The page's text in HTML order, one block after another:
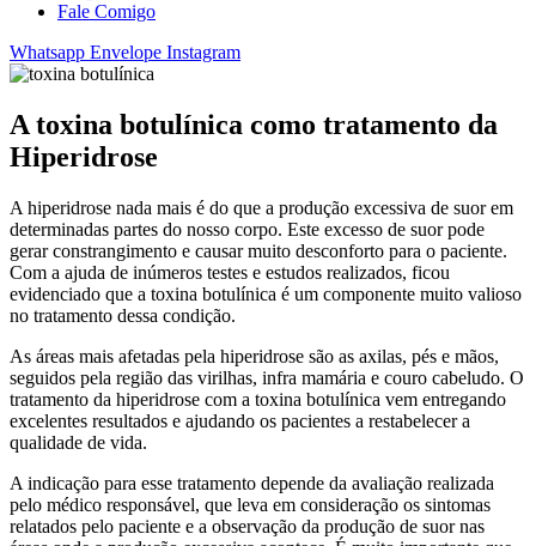
Fale Comigo
Whatsapp Envelope Instagram
A toxina botulínica como tratamento da
Hiperidrose
A hiperidrose nada mais é do que a produção excessiva de suor em
determinadas partes do nosso corpo. Este excesso de suor pode
gerar constrangimento e causar muito desconforto para o paciente.
Com a ajuda de inúmeros testes e estudos realizados, ficou
evidenciado que a toxina botulínica é um componente muito valioso
no tratamento dessa condição.
As áreas mais afetadas pela hiperidrose são as axilas, pés e mãos,
seguidos pela região das virilhas, infra mamária e couro cabeludo. O
tratamento da hiperidrose com a toxina botulínica vem entregando
excelentes resultados e ajudando os pacientes a restabelecer a
qualidade de vida.
A indicação para esse tratamento depende da avaliação realizada
pelo médico responsável, que leva em consideração os sintomas
relatados pelo paciente e a observação da produção de suor nas